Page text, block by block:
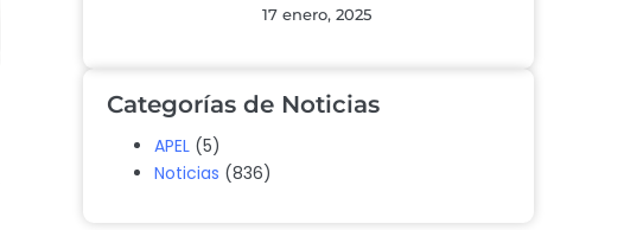
17 enero, 2025
Categorías de Noticias
APEL (5)
Noticias (836)